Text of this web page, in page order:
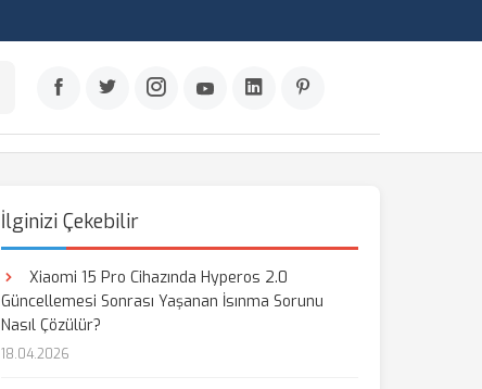
İlginizi Çekebilir
Xiaomi 15 Pro Cihazında Hyperos 2.0
Güncellemesi Sonrası Yaşanan İsınma Sorunu
Nasıl Çözülür?
18.04.2026